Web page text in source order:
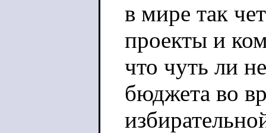
в мире так
проекты и
что чуть ли
бюджета во